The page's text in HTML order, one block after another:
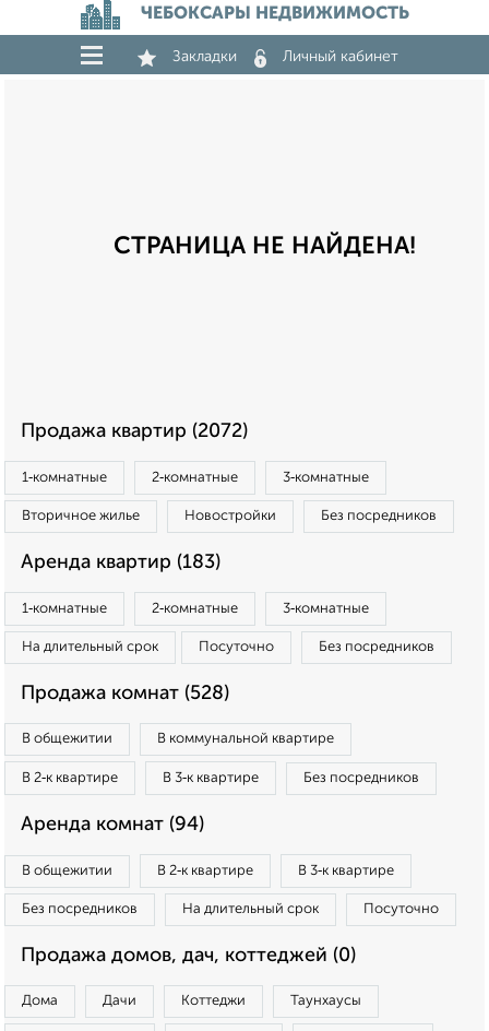
ЧЕБОКСАРЫ НЕДВИЖИМОСТЬ
Закладки Личный кабинет
СТРАНИЦА НЕ НАЙДЕНА!
Продажа квартир (2072)
1‑комнатные 2‑комнатные 3‑комнатные
Вторичное жилье Новостройки Без посредников
Аренда квартир (183)
1‑комнатные 2‑комнатные 3‑комнатные
На длительный срок Посуточно Без посредников
Продажа комнат (528)
В общежитии В коммунальной квартире
В 2‑к квартире В 3‑к квартире Без посредников
Аренда комнат (94)
В общежитии В 2‑к квартире В 3‑к квартире
Без посредников На длительный срок Посуточно
Продажа домов, дач, коттеджей (0)
Дома Дачи Коттеджи Таунхаусы